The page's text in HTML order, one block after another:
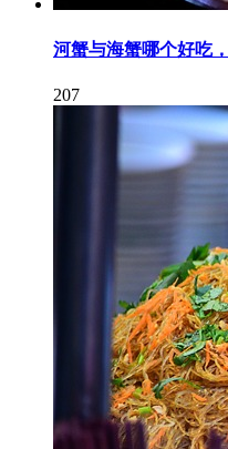
河蟹与海蟹哪个好吃
207